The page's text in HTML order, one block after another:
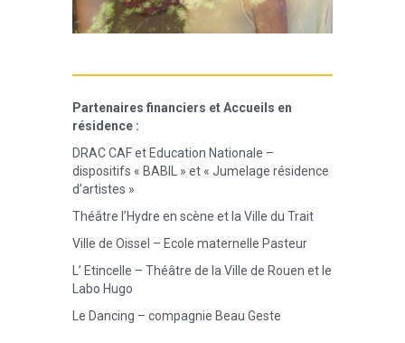
Partenaires financiers et Accueils en
résidence :
DRAC CAF et Education Nationale –
dispositifs « BABIL » et « Jumelage résidence
d’artistes »
Théâtre l’Hydre en scène et la Ville du Trait
Ville de Oissel – Ecole maternelle Pasteur
L’ Etincelle – Théâtre de la Ville de Rouen et le
Labo Hugo
Le Dancing – compagnie Beau Geste